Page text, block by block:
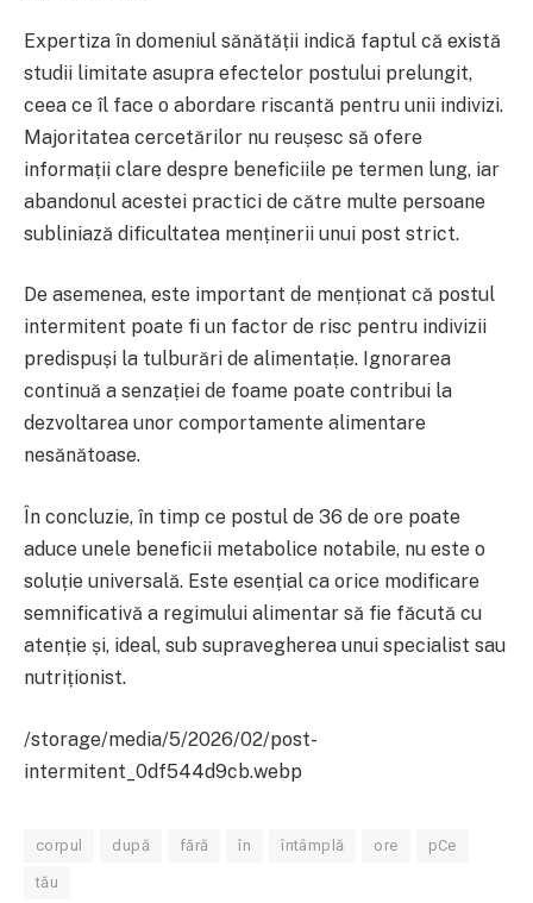
Expertiza în domeniul sănătății indică faptul că există
studii limitate asupra efectelor postului prelungit,
ceea ce îl face o abordare riscantă pentru unii indivizi.
Majoritatea cercetărilor nu reușesc să ofere
informații clare despre beneficiile pe termen lung, iar
abandonul acestei practici de către multe persoane
subliniază dificultatea menținerii unui post strict.
De asemenea, este important de menționat că postul
intermitent poate fi un factor de risc pentru indivizii
predispuși la tulburări de alimentație. Ignorarea
continuă a senzației de foame poate contribui la
dezvoltarea unor comportamente alimentare
nesănătoase.
În concluzie, în timp ce postul de 36 de ore poate
aduce unele beneficii metabolice notabile, nu este o
soluție universală. Este esențial ca orice modificare
semnificativă a regimului alimentar să fie făcută cu
atenție și, ideal, sub supravegherea unui specialist sau
nutriționist.
/storage/media/5/2026/02/post-
intermitent_0df544d9cb.webp
corpul după fără în întâmplă ore pCe
tău